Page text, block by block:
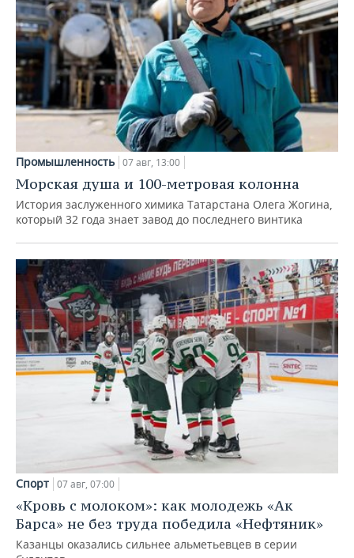
Промышленность 07 авг, 13:00
Морская душа и 100-метровая колонна
История заслуженного химика Татарстана Олега Жогина,
который 32 года знает завод до последнего винтика
Спорт 07 авг, 07:00
«Кровь с молоком»: как молодежь «Ак
Барса» не без труда победила «Нефтяник»
Казанцы оказались сильнее альметьевцев в серии